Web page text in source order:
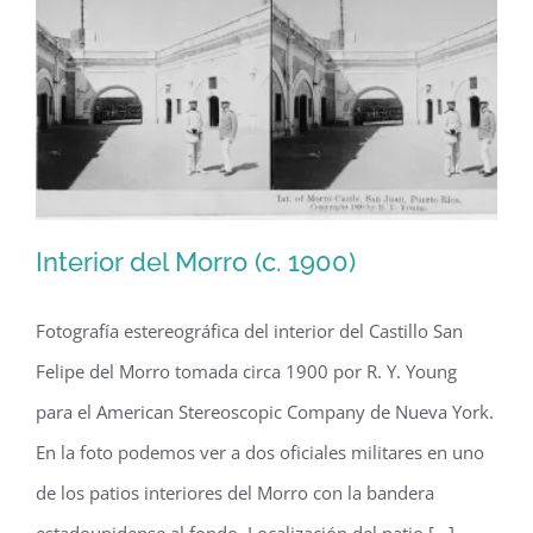
Negro
(1965)
Interior del Morro (c. 1900)
Fotografía estereográfica del interior del Castillo San
Felipe del Morro tomada circa 1900 por R. Y. Young
para el American Stereoscopic Company de Nueva York.
En la foto podemos ver a dos oficiales militares en uno
de los patios interiores del Morro con la bandera